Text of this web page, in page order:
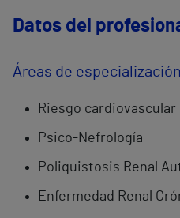
Datos del
Áreas de especialización
Riesgo cardiovascular
Psico-Nefrología
Poliquistosis Renal
Enfermedad Renal